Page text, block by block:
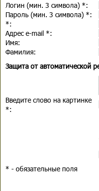
Логин (мин. 3 символа) *:
Пароль (мин. 3 символа) *:
*:
Адрес e-mail *:
Имя:
Фамилия:
Защита от автоматической
Введите слово на картинке
*:
* - обязательные поля